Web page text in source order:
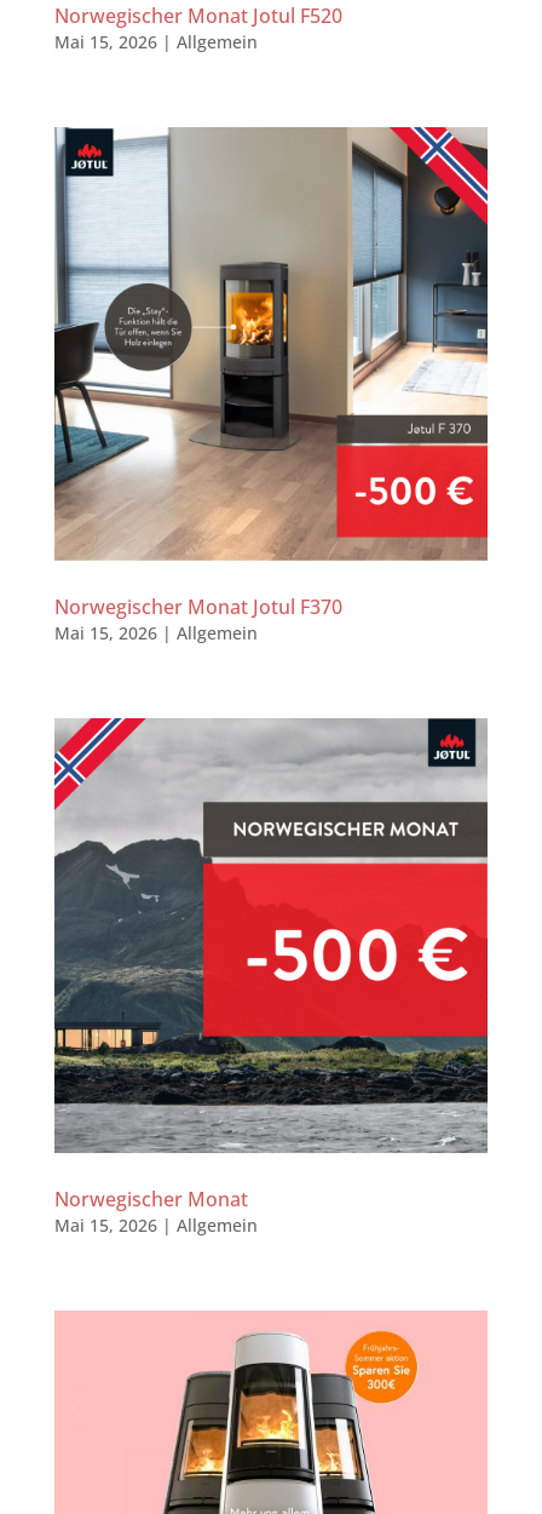
Norwegischer Monat Jotul F520
Mai 15, 2026| Allgemein
Norwegischer Monat Jotul F370
Mai 15, 2026| Allgemein
Norwegischer Monat
Mai 15, 2026| Allgemein